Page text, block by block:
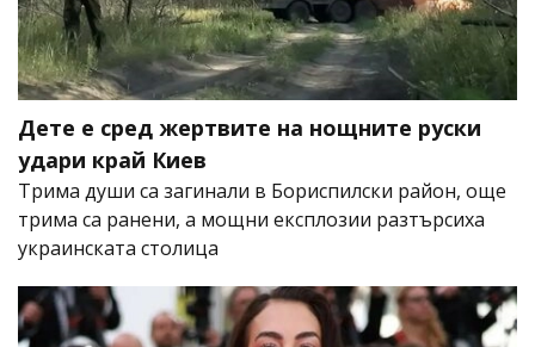
Дете е сред жертвите на нощните руски
удари край Киев
Трима души са загинали в Бориспилски район, още
трима са ранени, а мощни експлозии разтърсиха
украинската столица